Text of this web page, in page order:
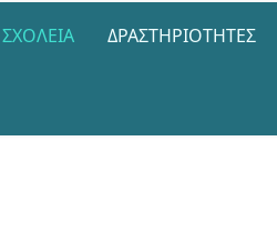
ΣΧΟΛΕΊΑ ΔΡΑΣΤΗΡΙΌΤΗΤΕΣ